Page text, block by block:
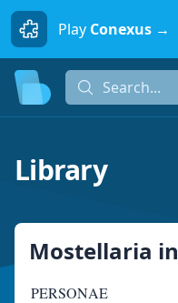
Play Conexus →
Search...
Library
Mostellaria in
PERSONAE